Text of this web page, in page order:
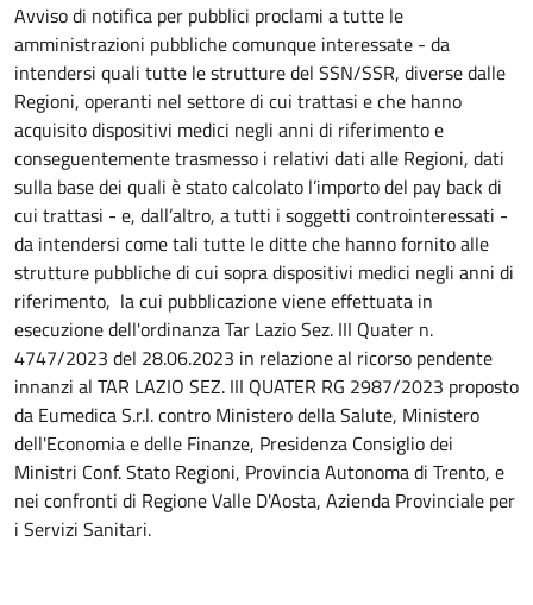
Avviso di notifica per pubblici proclami a tutte le
amministrazioni pubbliche comunque interessate - da
intendersi quali tutte le strutture del SSN/SSR, diverse dalle
Regioni, operanti nel settore di cui trattasi e che hanno
acquisito dispositivi medici negli anni di riferimento e
conseguentemente trasmesso i relativi dati alle Regioni, dati
sulla base dei quali è stato calcolato l’importo del pay back di
cui trattasi - e, dall’altro, a tutti i soggetti controinteressati -
da intendersi come tali tutte le ditte che hanno fornito alle
strutture pubbliche di cui sopra dispositivi medici negli anni di
riferimento, la cui pubblicazione viene effettuata in
esecuzione dell'ordinanza Tar Lazio Sez. III Quater n.
4747/2023 del 28.06.2023 in relazione al ricorso pendente
innanzi al TAR LAZIO SEZ. III QUATER RG 2987/2023 proposto
da Eumedica S.r.l. contro Ministero della Salute, Ministero
dell'Economia e delle Finanze, Presidenza Consiglio dei
Ministri Conf. Stato Regioni, Provincia Autonoma di Trento, e
nei confronti di Regione Valle D'Aosta, Azienda Provinciale per
i Servizi Sanitari.